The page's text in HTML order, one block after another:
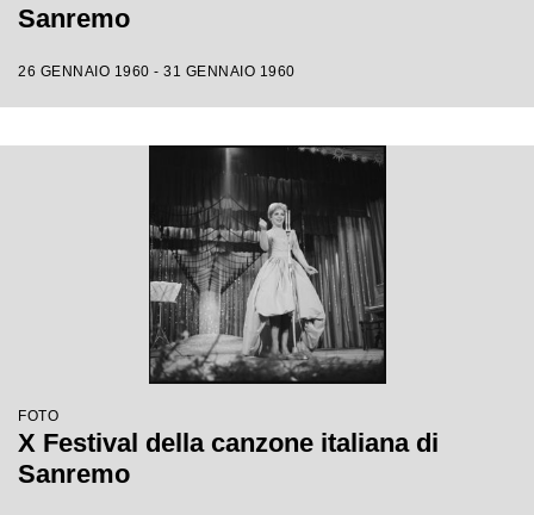
Sanremo
26 GENNAIO 1960 - 31 GENNAIO 1960
FOTO
X Festival della canzone italiana di
Sanremo